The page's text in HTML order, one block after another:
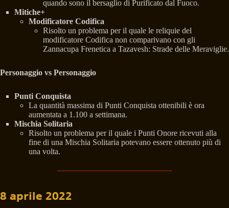
quando sono il bersaglio di Purificato dal Fuoco.
Mitiche+
Modificatore Codifica
Risolto un problema per il quale le reliquie del
modificatore Codifica non comparivano con gli
Zannacupa Frenetica a Tazavesh: Strade delle Meraviglie.
Personaggio vs Personaggio
Punti Conquista
La quantità massima di Punti Conquista ottenibili è ora
aumentata a 1.100 a settimana.
Mischia Solitaria
Risolto un problema per il quale i Punti Onore ricevuti alla
fine di una Mischia Solitaria potevano essere ottenuto più di
una volta.
8 aprile 2022